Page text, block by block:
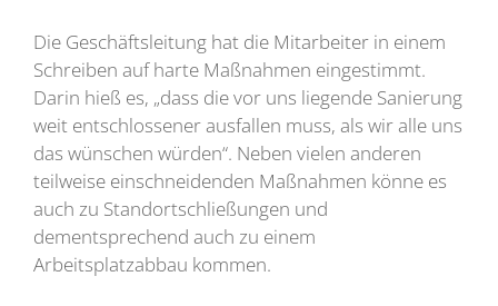
Die Geschäftsleitung hat die Mitarbeiter in einem
Schreiben auf harte Maßnahmen eingestimmt.
Darin hieß es, „dass die vor uns liegende Sanierung
weit entschlossener ausfallen muss, als wir alle uns
das wünschen würden“. Neben vielen anderen
teilweise einschneidenden Maßnahmen könne es
auch zu Standortschließungen und
dementsprechend auch zu einem
Arbeitsplatzabbau kommen.